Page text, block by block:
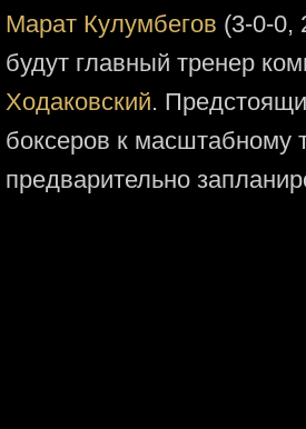
Марат Кулумбегов (3-0-0,
будут главный тренер
Ходаковский.
боксеров к масштабному
предварительно